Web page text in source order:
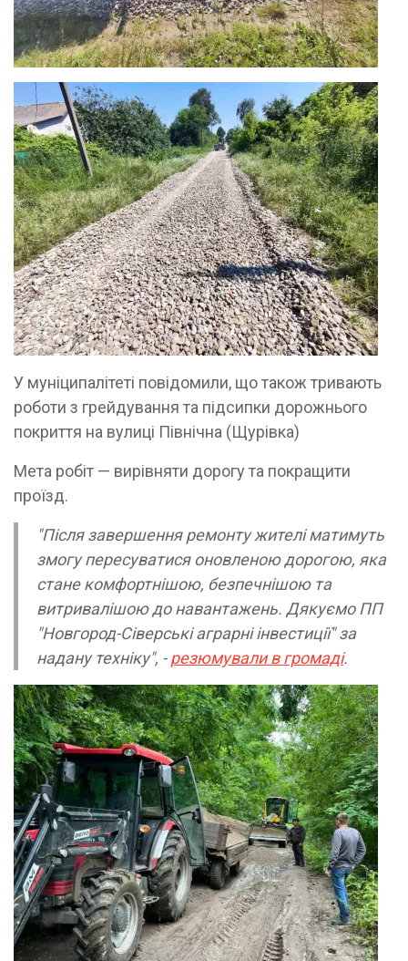
У муніципалітеті повідомили, що також тривають
роботи з грейдування та підсипки дорожнього
покриття на вулиці Північна (Щурівка)
Мета робіт — вирівняти дорогу та покращити
проїзд.
"Після завершення ремонту жителі матимуть
змогу пересуватися оновленою дорогою, яка
стане комфортнішою, безпечнішою та
витривалішою до навантажень. Дякуємо ПП
"Новгород-Сіверські аграрні інвестиції" за
надану техніку", -резюмували в громаді.